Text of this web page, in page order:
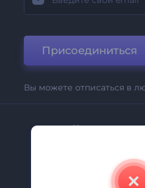
Присоединиться
Вы можете отписаться в
Компания
Свяжитесь С Нами